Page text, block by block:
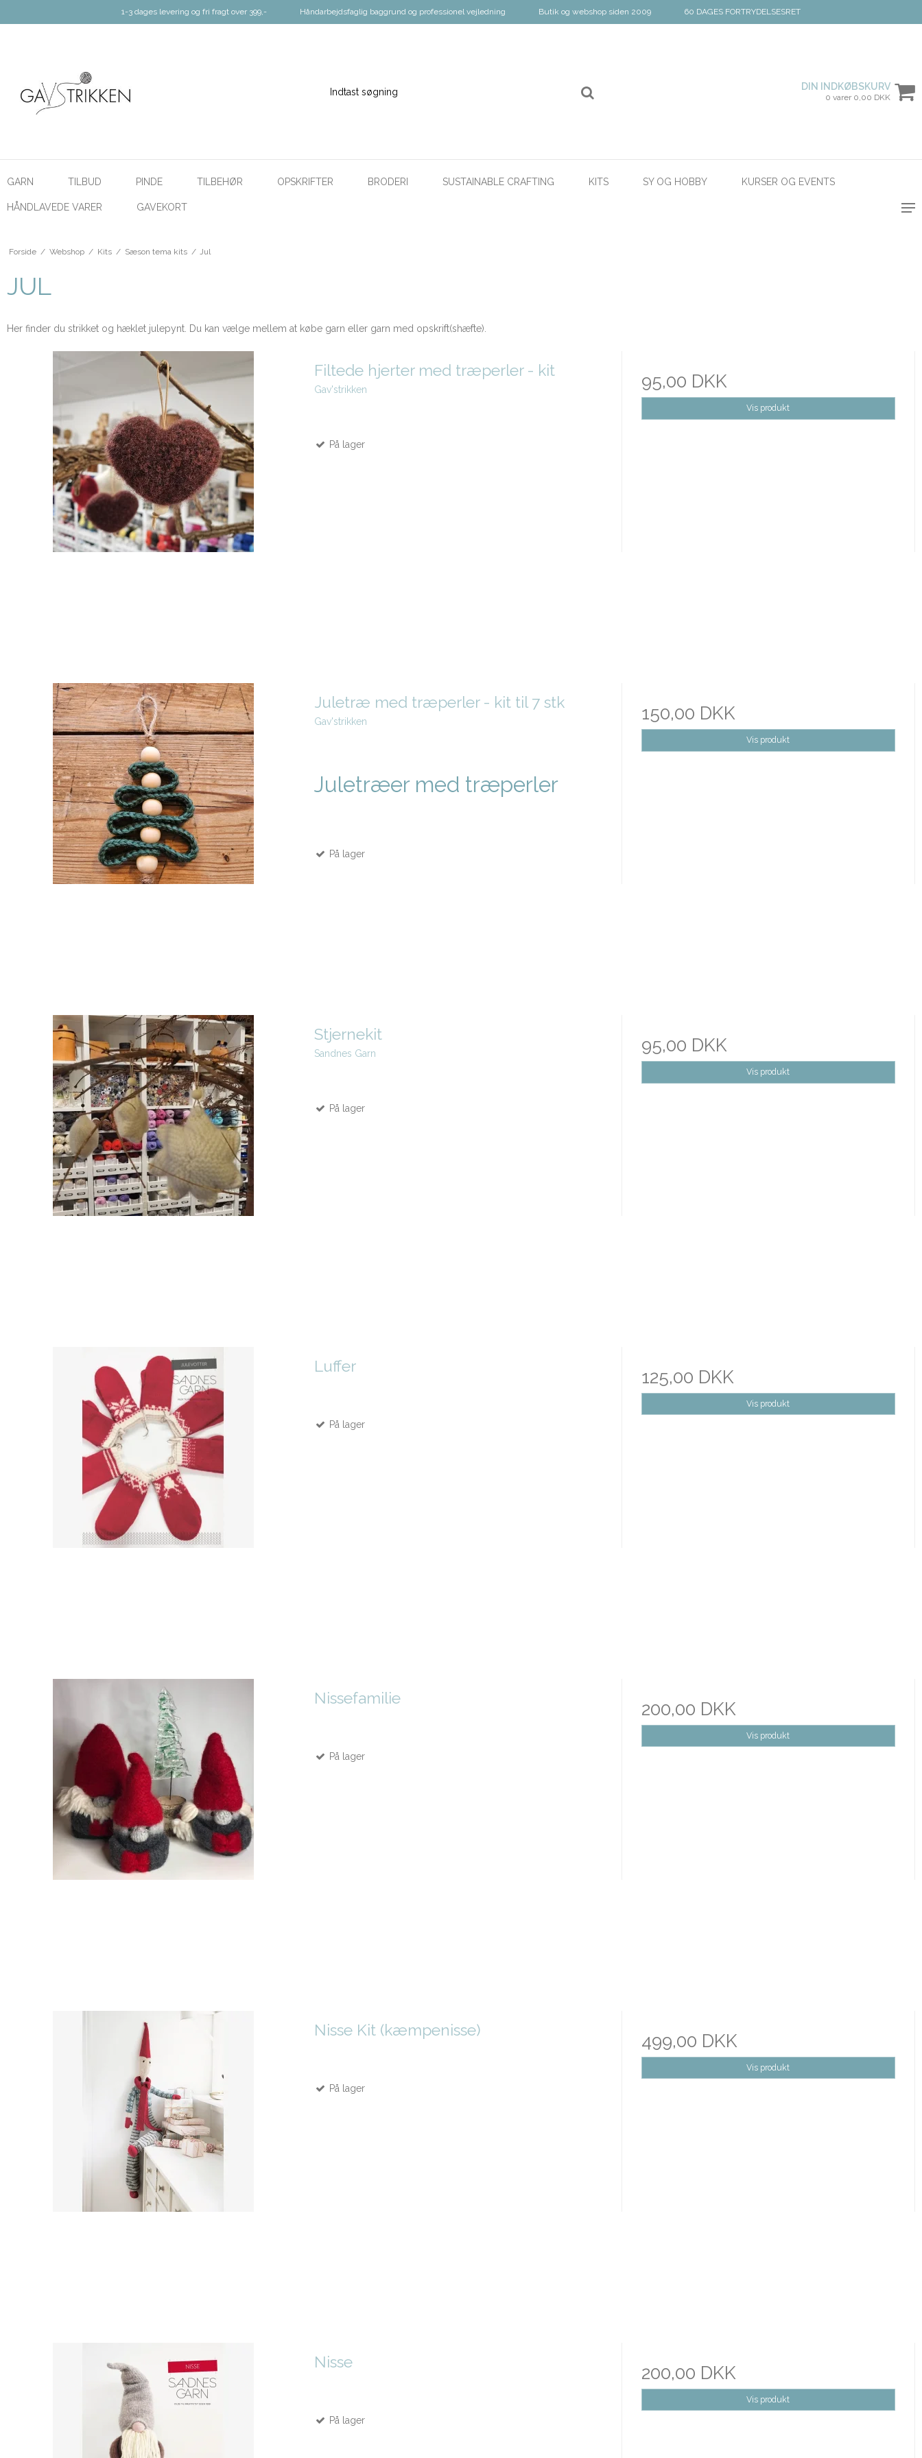
1-3 dages levering og fri fragt over 399,- Håndarbejdsfaglig baggrund og professionel vejledning Butik og webshop siden 2009 60 DAGES FORTRYDELSESRET
DIN INDKØBSKURV
0 varer 0,00 DKK
GARN TILBUD PINDE TILBEHØR OPSKRIFTER BRODERI SUSTAINABLE CRAFTING KITS SY OG HOBBY KURSER OG EVENTS
HÅNDLAVEDE VARER GAVEKORT
Forside / Webshop / Kits / Sæson tema kits / Jul
JUL
Her finder du strikket og hæklet julepynt. Du kan vælge mellem at købe garn eller garn med opskrift(shæfte).
Filtede hjerter med træperler - kit
Gav'strikken
På lager
95,00 DKK
Vis produkt
Juletræ med træperler - kit til 7 stk
Gav'strikken
Juletræer med træperler
På lager
150,00 DKK
Vis produkt
Stjernekit
Sandnes Garn
På lager
95,00 DKK
Vis produkt
Luffer
På lager
125,00 DKK
Vis produkt
Nissefamilie
På lager
200,00 DKK
Vis produkt
Nisse Kit (kæmpenisse)
På lager
499,00 DKK
Vis produkt
Nisse
På lager
200,00 DKK
Vis produkt